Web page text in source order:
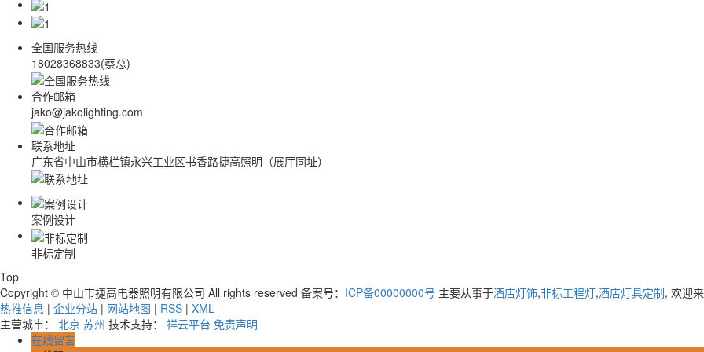
全国服务热线
18028368833(蔡总)
合作邮箱
jako@jakolighting.com
联系地址
广东省中山市横栏镇永兴工业区书香路捷高照明（展厅同址）
案例设计
非标定制
Top
Copyright © 中山市捷高电器照明有限公司 All rights reserved 备案号： ICP备00000000号 主要从事于酒店灯饰,非标工程灯,酒店灯具定制, 欢迎
热推信息 | 企业分站 | 网站地图 | RSS | XML
主营城市： 北京 苏州 技术支持： 祥云平台 免责声明
在线留言